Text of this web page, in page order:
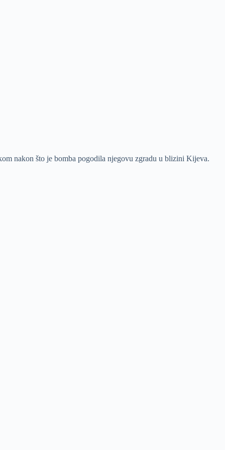
nakon što je bomba pogodila njegovu zgradu u blizini Kijeva.